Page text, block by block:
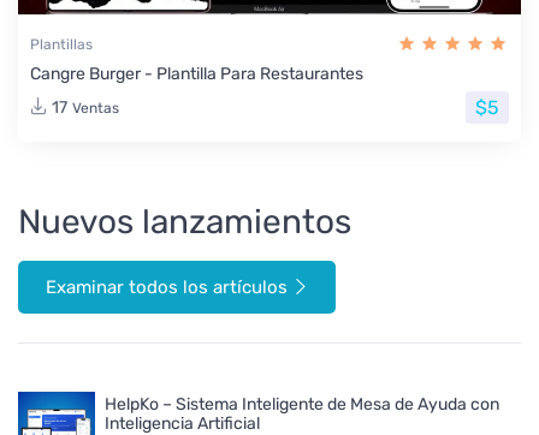
Plantillas
Cangre Burger - Plantilla Para Restaurantes
17 Ventas $5
Nuevos lanzamientos
Examinar todos los artículos
HelpKo – Sistema Inteligente de Mesa de Ayuda con
Inteligencia Artificial